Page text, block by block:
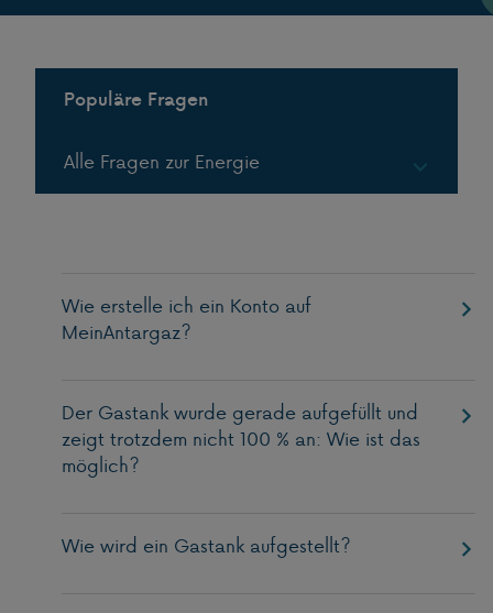
Populäre Fragen
Alle Fragen zur Energie
Gas in Tanks
Wie erstelle ich ein Konto auf
MeinAntargaz?
Der Gastank wurde gerade aufgefüllt und
zeigt trotzdem nicht 100 % an: Wie ist das
möglich?
Wie wird ein Gastank aufgestellt?